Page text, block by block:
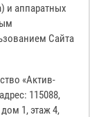
и аппаратных
Сайта
«Актив-
115088,
1, этаж 4,